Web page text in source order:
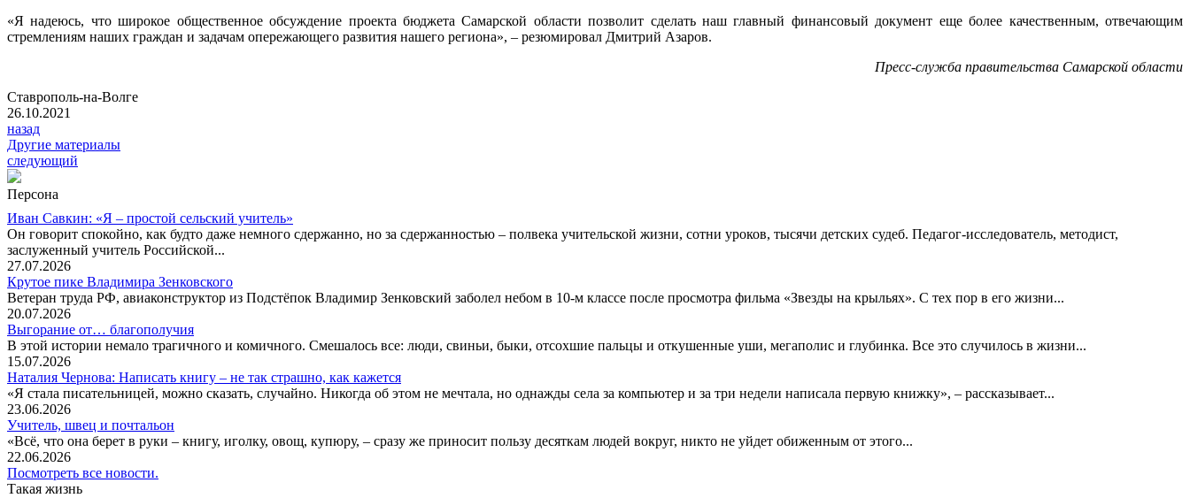
«Я надеюсь, что широкое общественное обсуждение проекта бюджета Самарской области позволит сделать наш главный финансовый документ еще более качественным, отвечающим
стремлениям наших граждан и задачам опережающего развития нашего региона», – резюмировал Дмитрий Азаров.
Пресс-служба правительства Самарской области
Ставрополь-на-Волге
26.10.2021
назад
Другие материалы
следующий
Персона
Иван Савкин: «Я – простой сельский учитель»
Он говорит спокойно, как будто даже немного сдержанно, но за сдержанностью – полвека учительской жизни, сотни уроков, тысячи детских судеб. Педагог-исследователь, методист,
заслуженный учитель Российской...
27.07.2026
Крутое пике Владимира Зенковского
Ветеран труда РФ, авиаконструктор из Подстёпок Владимир Зенковский заболел небом в 10-м классе после просмотра фильма «Звезды на крыльях». С тех пор в его жизни...
20.07.2026
Выгорание от… благополучия
В этой истории немало трагичного и комичного. Смешалось все: люди, свиньи, быки, отсохшие пальцы и откушенные уши, мегаполис и глубинка. Все это случилось в жизни...
15.07.2026
Наталия Чернова: Написать книгу – не так страшно, как кажется
«Я стала писательницей, можно сказать, случайно. Никогда об этом не мечтала, но однажды села за компьютер и за три недели написала первую книжку», – рассказывает...
23.06.2026
Учитель, швец и почтальон
«Всё, что она берет в руки – книгу, иголку, овощ, купюру, – сразу же приносит пользу десяткам людей вокруг, никто не уйдет обиженным от этого...
22.06.2026
Посмотреть все новости.
Такая жизнь